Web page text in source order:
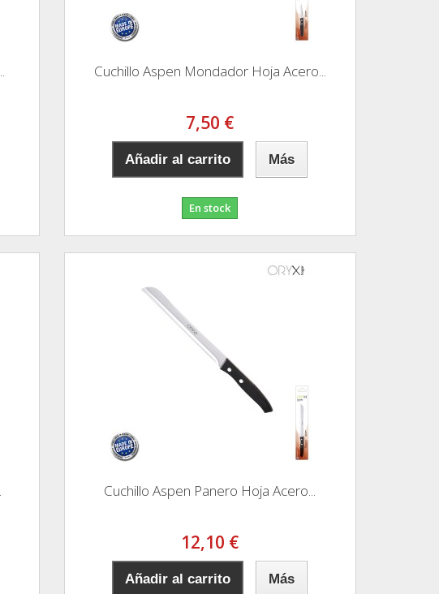
Cuchillo Aspen Mondador Hoja Acero...
7,50 €
Añadir al carrito Más
En stock
Cuchillo Aspen Panero Hoja Acero...
12,10 €
Añadir al carrito Más